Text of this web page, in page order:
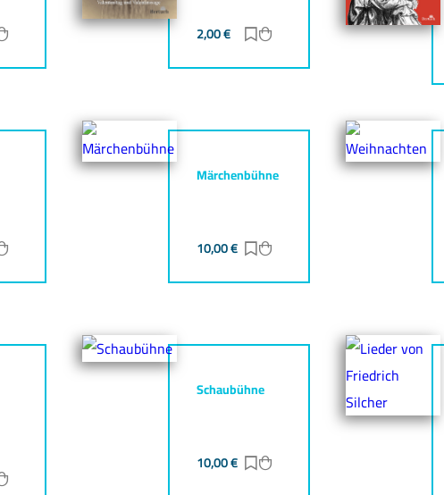
Merkliste hinzufügen
Zum Warenkorb hinzufügen 2,00€ Zur Merkliste hinzufügen
Zum Warenkorb hinzufügen
Merkliste hinzufügen
Märchenbühne
10,00€ Zur Merkliste hinzufügen
Merkliste hinzufügen
Schaubühne
10,00€ Zur Merkliste hinzufügen